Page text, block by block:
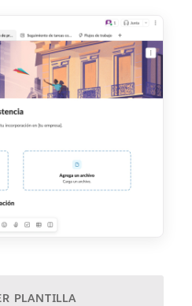
PLANTILLA